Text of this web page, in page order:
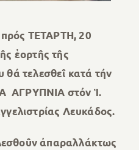
ΤΕΤΑΡΤΗ, 20
ἑορτῆς τῆς
τελεσθεῖ κατά τήν
ΑΓΡΥΠΝΙΑ στόν Ἱ.
Λευκάδος.
ἀπαραλλάκτως